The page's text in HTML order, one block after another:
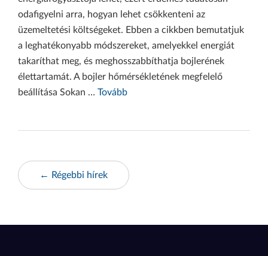
odafigyelni arra, hogyan lehet csökkenteni az
üzemeltetési költségeket. Ebben a cikkben bemutatjuk
a leghatékonyabb módszereket, amelyekkel energiát
takaríthat meg, és meghosszabbíthatja bojlerének
élettartamát. A bojler hőmérsékletének megfelelő
beállítása Sokan … Tovább
← Régebbi hírek